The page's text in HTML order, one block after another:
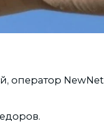
оператор NewNet